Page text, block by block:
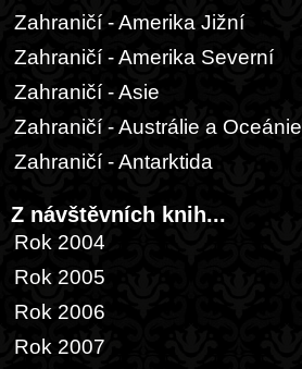
Zahraničí - Amerika Jižní
Zahraničí - Amerika Severní
Zahraničí - Asie
Zahraničí - Austrálie a Oceánie
Zahraničí - Antarktida
Z návštěvních knih...
Rok 2004
Rok 2005
Rok 2006
Rok 2007